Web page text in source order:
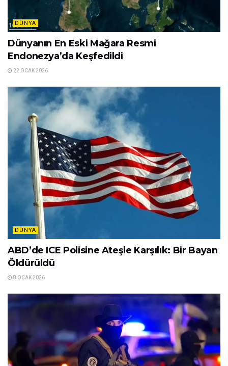
DÜNYA
Dünyanın En Eski Mağara Resmi
Endonezya’da Keşfedildi
22 OCAK 2026
DÜNYA
ABD’de ICE Polisine Ateşle Karşılık: Bir Bayan
Öldürüldü
8 OCAK 2026